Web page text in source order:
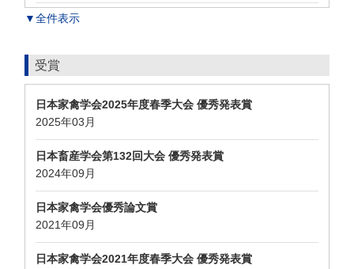
▼全件表示
受賞
日本家禽学会2025年度春季大会 優秀発表賞
2025年03月
日本畜産学会第132回大会 優秀発表賞
2024年09月
日本家禽学会優秀論文賞
2021年09月
日本家禽学会2021年度春季大会 優秀発表賞